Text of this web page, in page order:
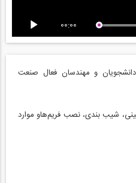
00:00
دانشجویان و مهندسان فعال صنعت
شیب بندی، نصب فریم‌هاو موارد